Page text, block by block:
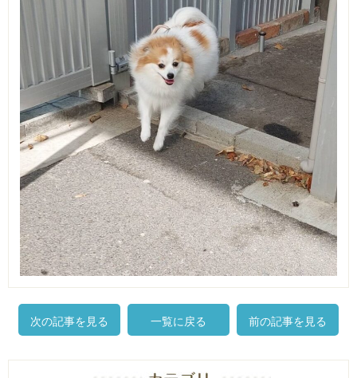
次の記事を見る 一覧に戻る 前の記事を見る